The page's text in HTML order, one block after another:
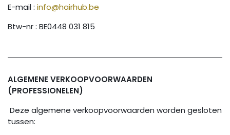
E-mail : info@hairhub.be
Btw-nr : BE0448 031 815
ALGEMENE VERKOOPVOORWAARDEN
(PROFESSIONELEN)
Deze algemene verkoopvoorwaarden worden gesloten
tussen: